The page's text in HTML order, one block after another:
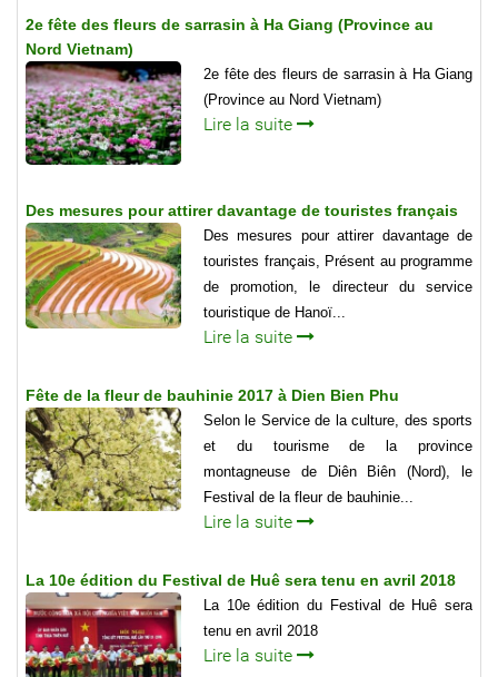
2e fête des fleurs de sarrasin à Ha Giang (Province au
Nord Vietnam)
2e fête des fleurs de sarrasin à Ha Giang
(Province au Nord Vietnam)
Lire la suite
Des mesures pour attirer davantage de touristes français
Des mesures pour attirer davantage de
touristes français, Présent au programme
de promotion, le directeur du service
touristique de Hanoï...
Lire la suite
Fête de la fleur de bauhinie 2017 à Dien Bien Phu
Selon le Service de la culture, des sports
et du tourisme de la province
montagneuse de Diên Biên (Nord), le
Festival de la fleur de bauhinie...
Lire la suite
La 10e édition du Festival de Huê sera tenu en avril 2018
La 10e édition du Festival de Huê sera
tenu en avril 2018
Lire la suite